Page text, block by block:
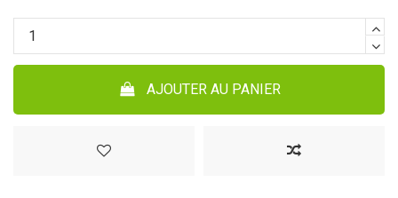
AJOUTER AU PANIER